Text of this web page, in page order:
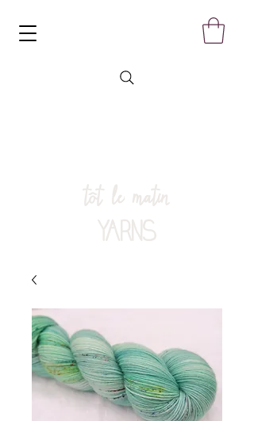
tôt le matin
YARNS